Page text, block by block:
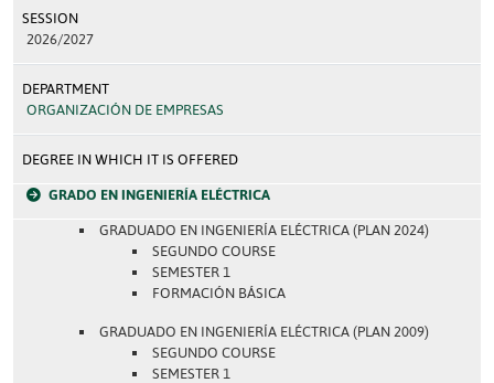
SESSION
2026/2027
DEPARTMENT
ORGANIZACIÓN DE EMPRESAS
DEGREE IN WHICH IT IS OFFERED
GRADO EN INGENIERÍA ELÉCTRICA
GRADUADO EN INGENIERÍA ELÉCTRICA (PLAN 2024)
SEGUNDO COURSE
SEMESTER 1
FORMACIÓN BÁSICA
GRADUADO EN INGENIERÍA ELÉCTRICA (PLAN 2009)
SEGUNDO COURSE
SEMESTER 1